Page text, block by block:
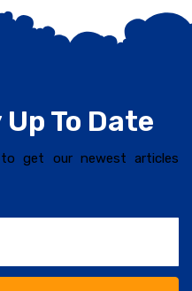
To Date
get our newest articles